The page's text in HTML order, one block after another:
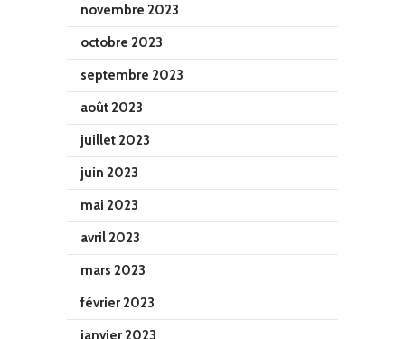
novembre 2023
octobre 2023
septembre 2023
août 2023
juillet 2023
juin 2023
mai 2023
avril 2023
mars 2023
février 2023
janvier 2023